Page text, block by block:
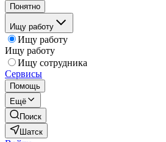
Понятно
Ищу работу
Ищу работу
Ищу работу
Ищу сотрудника
Сервисы
Помощь
Ещё
Поиск
Шатск